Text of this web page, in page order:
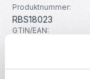
Produktnummer:
RBS18023
GTIN/EAN: